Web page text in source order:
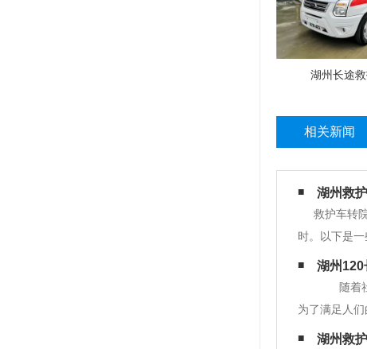
湖州长途
相关新闻
湖州救
救护车转
时。以下是
的医疗护理
3、 病人
湖州120
随着社
为了满足人
的医护人员
湖州救